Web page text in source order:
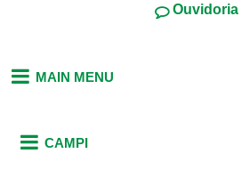
Ouvidoria
MAIN MENU
CAMPI